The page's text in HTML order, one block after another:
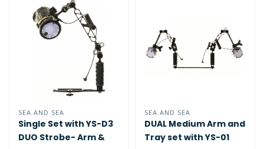
SEA AND SEA
Single Set with YS-D3
DUO Strobe- Arm &
SEA AND SEA
DUAL Medium Arm and
Tray set with YS-01